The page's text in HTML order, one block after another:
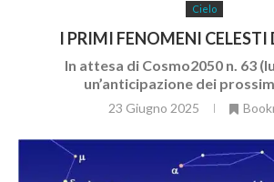
Cielo
I PRIMI FENOMENI CELESTI
In attesa di Cosmo2050 n. 63
un’anticipazione dei
23 Giugno 2025